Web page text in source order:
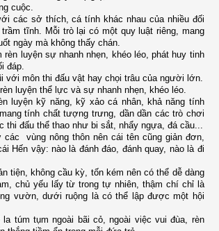
cuộc.
các sở thích, cá tính khác nhau của nhiều đối
tĩnh. Mỗi trò lại có một quy luật riêng, mang
ngày mà không thấy chán.
luyện sự nhanh nhẹn, khéo léo, phát huy tinh
đáp.
môn thi đấu vật hay chọi trâu của người lớn.
luyện thể lực và sự nhanh nhẹn, khéo léo.
luyện kỹ năng, kỹ xảo cá nhân, khả năng tính
tính chất tượng trưng, dần dần các trò chơi
đấu thể thao như bi sắt, nhẩy ngựa, đá cầu...
vùng nông thôn nên cái tên cũng giản đơn,
Hến vậy: nào là đánh đáo, đánh quay, nào là đi
tiện, không cầu kỳ, tốn kém nên có thể dễ dàng
chủ yếu lấy từ trong tự nhiên, thậm chí chỉ là
vườn, dưới ruộng là có thể lập được một hội
túm tụm ngoài bãi cỏ, ngoài việc vui đùa, rèn